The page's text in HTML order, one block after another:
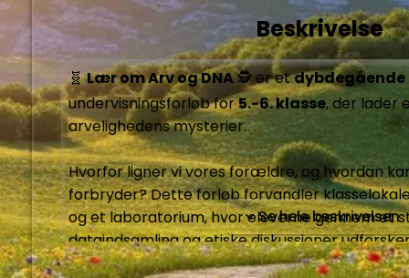
Beskrivelse
🧬 Lær om Arv og DNA 🕵️ er et dybdegående
undervisningsforløb for 5.-6. klasse, der lader
arvelighedens mysterier.
Hvorfor ligner vi vores forældre, og hvordan
forbryder? Dette forløb forvandler
og et laboratorium, hvor eleverne gennem et
dataindsamling og etiske diskussioner
verden af DNA, gener og arvelighed.
Se hele beskrivelsen